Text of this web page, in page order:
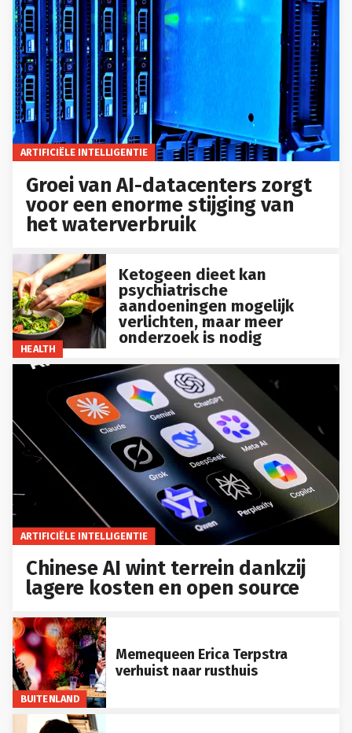
ARTIFICIËLE INTELLIGENTIE
Groei van AI-datacenters zorgt
voor een enorme stijging van
het waterverbruik
HEALTH
Ketogeen dieet kan
psychiatrische
aandoeningen mogelijk
verlichten, maar meer
onderzoek is nodig
ARTIFICIËLE INTELLIGENTIE
Chinese AI wint terrein dankzij
lagere kosten en open source
BUITENLAND
Memequeen Erica Terpstra
verhuist naar rusthuis